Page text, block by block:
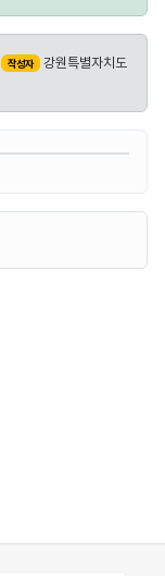
작성자
강원특별자치도